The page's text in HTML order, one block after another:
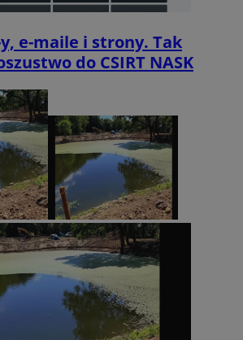
y, e-maile i strony. Tak
do CSIRT NASK